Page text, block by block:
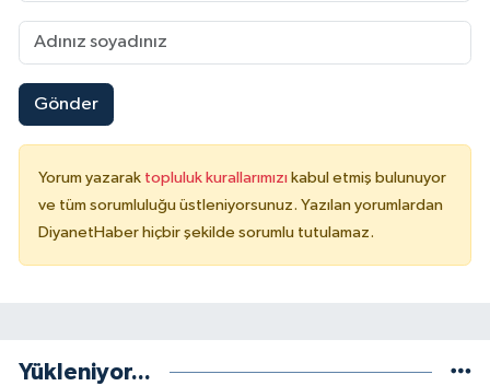
Gönder
Yorum yazarak topluluk kurallarımızı kabul etmiş bulunuyor
ve tüm sorumluluğu üstleniyorsunuz. Yazılan yorumlardan
DiyanetHaber hiçbir şekilde sorumlu tutulamaz.
Yükleniyor...
Tekirdağ Müftülüğü
Tokat Müftülüğü
Trabzon Müftülüğü
Tunceli Müftülüğü